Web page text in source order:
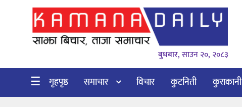
गृहपृष्ठ
विचार
कुटनिती
बुधबार, साउन २०, २०८३
☰ गृहपृष्ठ समाचार विचार कुटनिती कुराकानी